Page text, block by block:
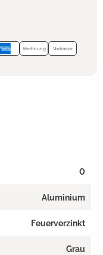
Rechnung Vorkasse
0
Aluminium
Feuerverzinkt
Grau